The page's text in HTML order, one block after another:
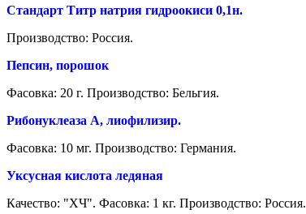
Стандарт Титр натрия гидроокиси 0,1н.
Производство: Россия.
Пепсин, порошок
Фасовка: 20 г. Производство: Бельгия.
Рибонуклеаза A, лиофилизир.
Фасовка: 10 мг. Производство: Германия.
Уксусная кислота ледяная
Качество: "ХЧ". Фасовка: 1 кг. Производство: Россия.